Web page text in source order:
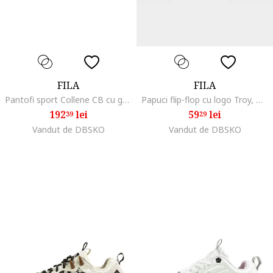
FILA
Pantofi sport Collene CB cu garnituri din piele ecologica, Lila pal/Bej deschis
19239lei
Vandut de DBSKO
FILA
Papuci flip-flop cu logo Troy, Negru
5929lei
Vandut de DBSKO